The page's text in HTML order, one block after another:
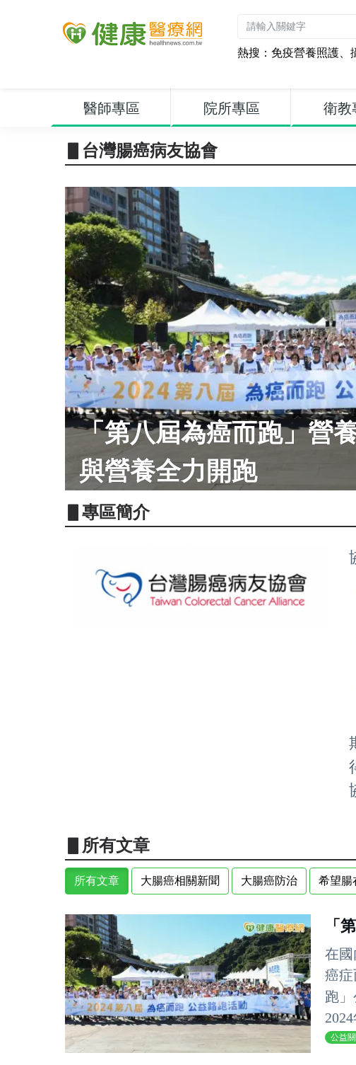
熱搜： 免疫營養照護、
醫師專區 院所專區 衛教
▋台灣腸癌病友協會
「第八屆為癌而跑」營
與營養全力開跑
▋專區簡介
▋所有文章
所有文章 大腸癌相關新聞 大腸癌防治 希望腸
「
在
癌
跑
公益